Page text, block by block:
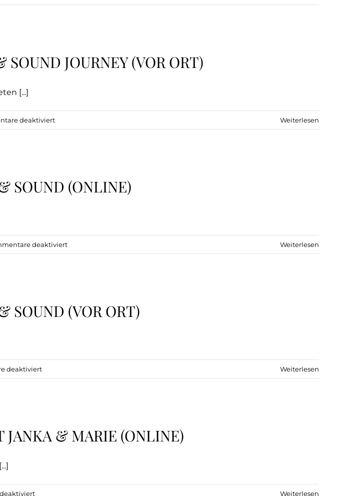
JOURNEY (VOR ORT)
[...]
deaktiviertfür
Yoga
(vor
Ort)
Weiterlesen
SOUND (ONLINE)
deaktiviertfür
Restore
&
Weiterlesen
SOUND (VOR ORT)
deaktiviertfür
Restore
ORT)
Weiterlesen
JANKA & MARIE (ONLINE)
für
Weiterlesen